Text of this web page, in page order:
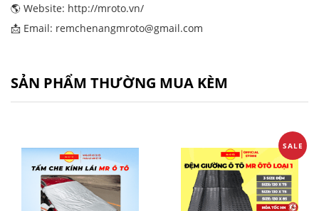
🌎 Website: http://mroto.vn/
📩 Email: remchenangmroto@gmail.com
SẢN PHẨM THƯỜNG MUA KÈM
SALE